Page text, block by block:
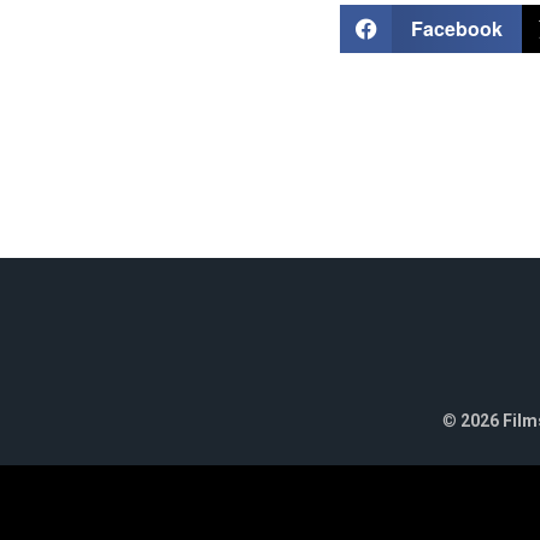
Facebook
© 2026